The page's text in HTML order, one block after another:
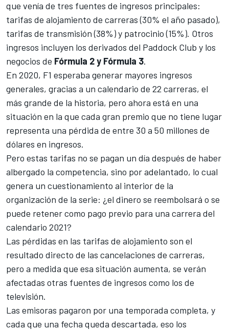
que venía de tres fuentes de ingresos principales:
tarifas de alojamiento de carreras (30% el año pasado),
tarifas de transmisión (38%) y patrocinio (15%). Otros
ingresos incluyen los derivados del Paddock Club y los
negocios de Fórmula 2 y Fórmula 3.
En 2020, F1 esperaba generar mayores ingresos
generales, gracias a un calendario de 22 carreras, el
más grande de la historia, pero ahora está en una
situación en la que cada gran premio que no tiene lugar
representa una pérdida de entre 30 a 50 millones de
dólares en ingresos.
Pero estas tarifas no se pagan un día después de haber
albergado la competencia, sino por adelantado, lo cual
genera un cuestionamiento al interior de la
organización de la serie: ¿el dinero se reembolsará o se
puede retener como pago previo para una carrera del
calendario 2021?
Las pérdidas en las tarifas de alojamiento son el
resultado directo de las cancelaciones de carreras,
pero a medida que esa situación aumenta, se verán
afectadas otras fuentes de ingresos como los de
televisión.
Las emisoras pagaron por una temporada completa, y
cada que una fecha queda descartada, eso los